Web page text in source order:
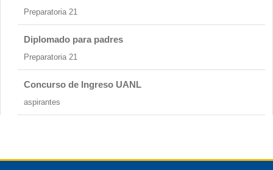
Preparatoria 21
Diplomado para padres
Preparatoria 21
Concurso de Ingreso UANL
aspirantes